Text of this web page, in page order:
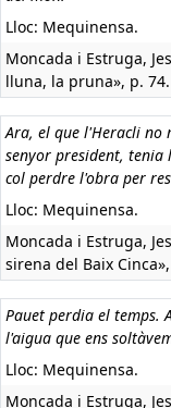
Lloc: Mequinensa.
Moncada i Estruga,
lluna, la pruna», p.
Ara, el que l'Heracli no
senyor president, tenia
col perdre l'obra per
Lloc: Mequinensa.
Moncada i Estruga,
sirena del Baix
Pauet perdia el temps.
l'aigua que ens
Lloc: Mequinensa.
Moncada i Estruga,